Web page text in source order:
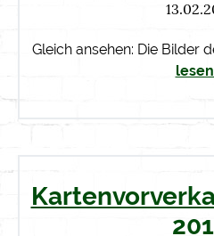
Gleich ansehen: Die Bilder